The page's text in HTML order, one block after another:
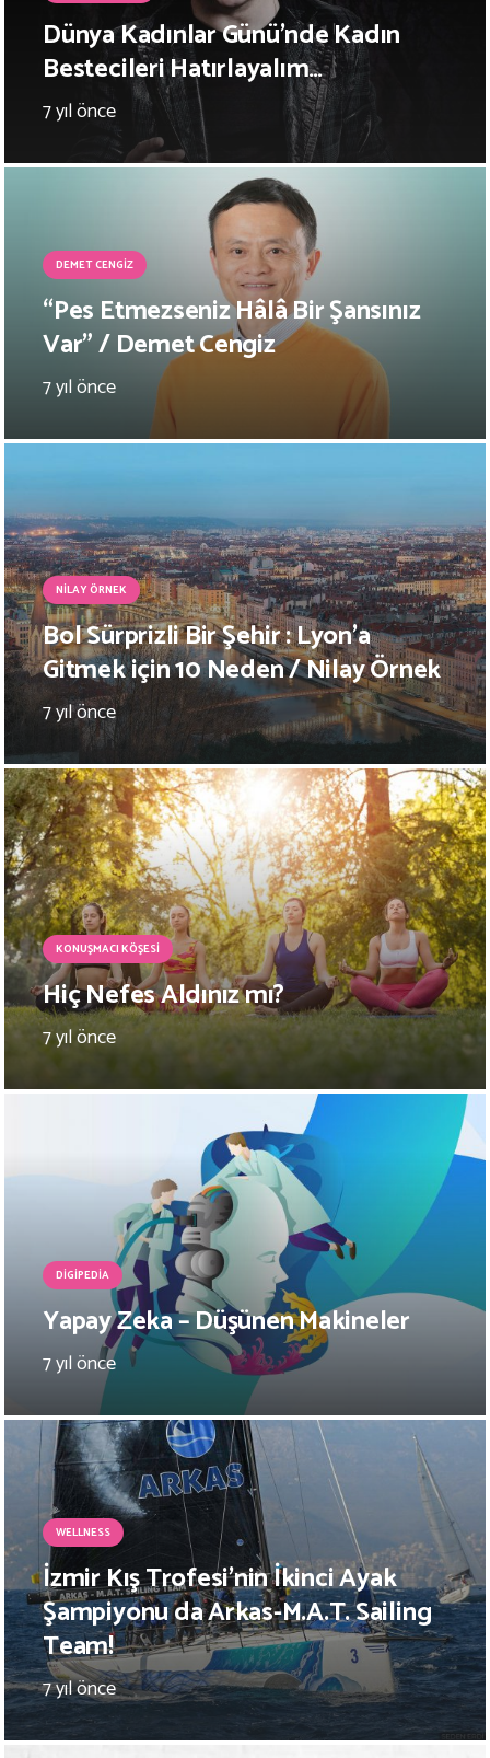
Dünya Kadınlar Günü’nde Kadın
Bestecileri Hatırlayalım…
7 yıl önce
DEMET CENGIZ
“Pes Etmezseniz Hâlâ Bir Şansınız
Var” / Demet Cengiz
7 yıl önce
NILAY ÖRNEK
Bol Sürprizli Bir Şehir : Lyon’a
Gitmek için 10 Neden / Nilay Örnek
7 yıl önce
KONUŞMACI KÖŞESI
Hiç Nefes Aldınız mı?
7 yıl önce
DIGIPEDIA
Yapay Zeka – Düşünen Makineler
7 yıl önce
WELLNESS
İzmir Kış Trofesi’nin İkinci Ayak
Şampiyonu da Arkas-M.A.T. Sailing
Team!
7 yıl önce